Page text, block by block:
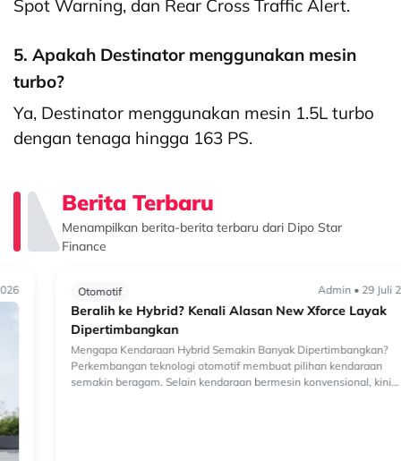
Spot Warning, dan Rear Cross Traffic Alert.
5. Apakah Destinator menggunakan mesin
turbo?
Ya, Destinator menggunakan mesin 1.5L turbo
dengan tenaga hingga 163 PS.
Berita Terbaru
Menampilkan berita-berita terbaru dari Dipo Star
Finance
Admin • 29 Juli 2026